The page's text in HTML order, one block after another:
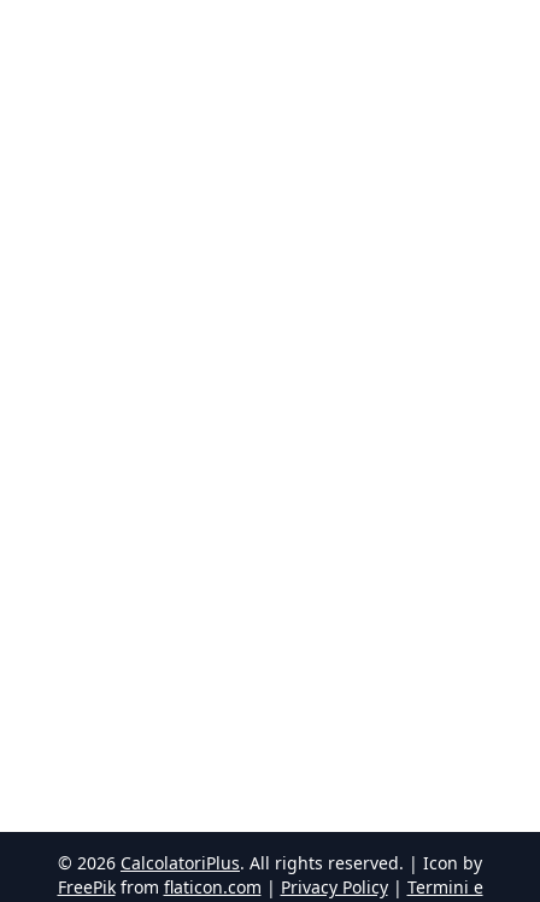
© 2026 CalcolatoriPlus. All rights reserved. | Icon by
FreePik from flaticon.com | Privacy Policy| Termini e